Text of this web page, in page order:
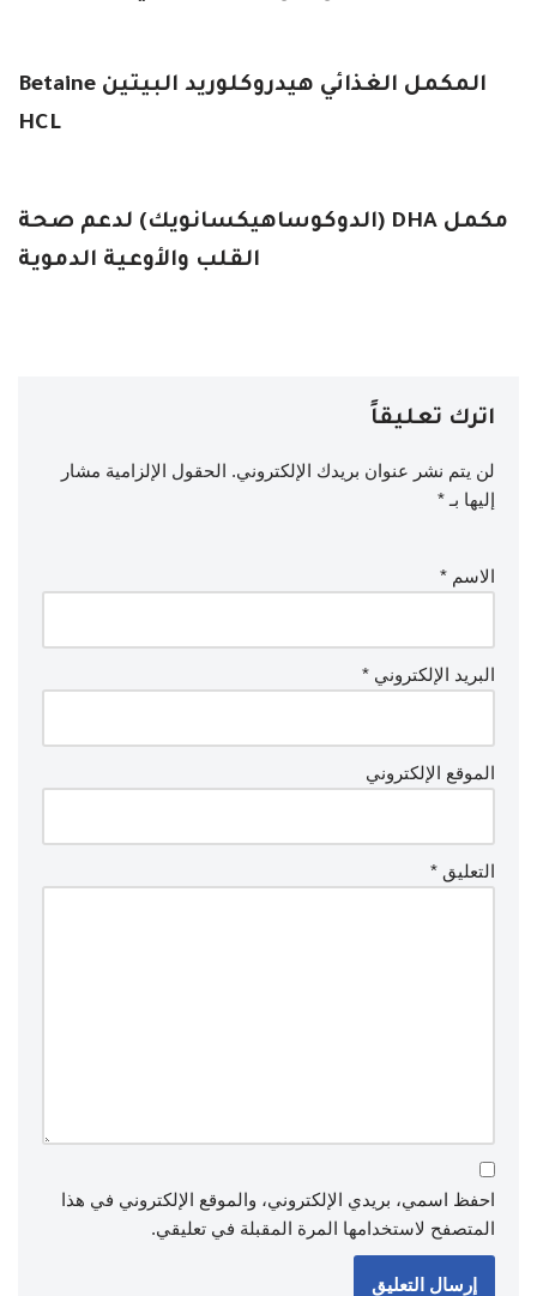
المكمل الغذائي هيدروكلوريد البيتين Betaine
HCL
مكمل DHA (الدوكوساهيكسانويك) لدعم صحة
القلب والأوعية الدموية
اترك تعليقاً
لن يتم نشر عنوان بريدك الإلكتروني. الحقول الإلزامية مشار
إليها بـ *
الاسم *
البريد الإلكتروني *
الموقع الإلكتروني
التعليق *
احفظ اسمي، بريدي الإلكتروني، والموقع الإلكتروني في هذا
المتصفح لاستخدامها المرة المقبلة في تعليقي.